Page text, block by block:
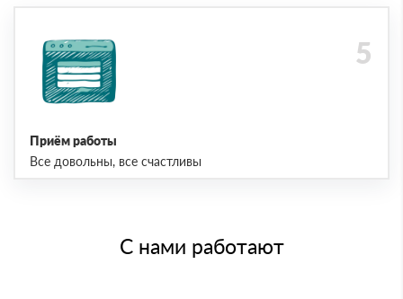
Приём работы
Все довольны, все счастливы
С нами работают